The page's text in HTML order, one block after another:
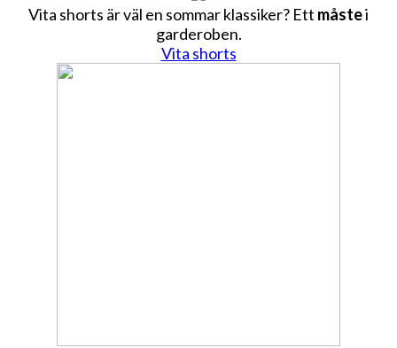
Vita shorts är väl en sommar klassiker? Ett måstei
garderoben.
Vita shorts